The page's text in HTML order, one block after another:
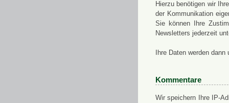
Hierzu benötigen wir
der Kommunikation
Sie können Ihre
Newsletters jederzeit
Ihre Daten werden
Kommentare
Wir speichern Ihre IP-